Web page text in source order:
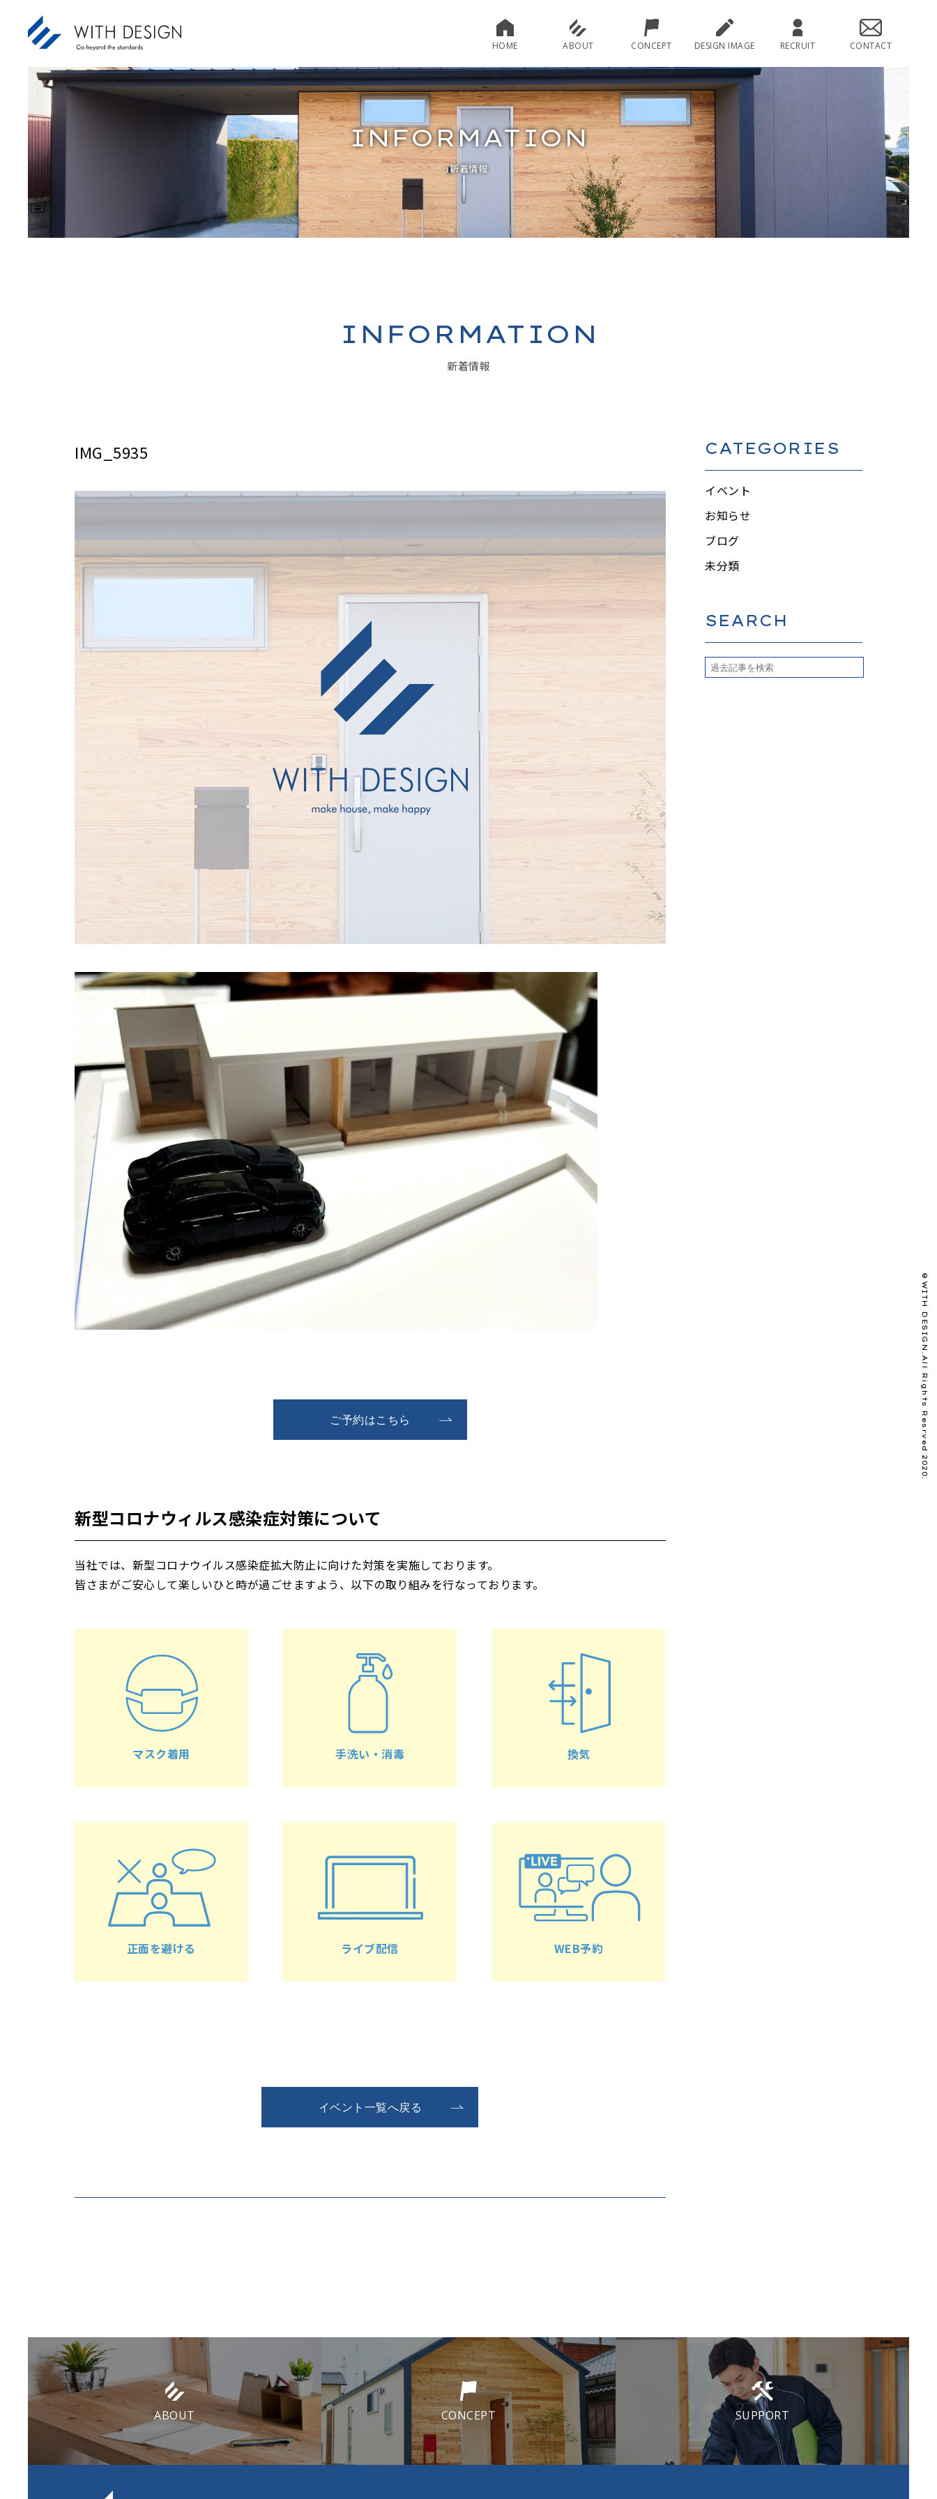
HOME ABOUT CONCEPT DESIGN IMAGE RECRUIT CONTACT
INFORMATION
新着情報
INFORMATION
新着情報
IMG_5935
ご予約はこちら
新型コロナウィルス感染症対策について
当社では、新型コロナウイルス感染症拡大防止に向けた対策を実施しております。
皆さまがご安心して楽しいひと時が過ごせますよう、以下の取り組みを行なっております。
マスク着用 手洗い・消毒 換気
正面を避ける ライブ配信 WEB予約
イベント一覧へ戻る
CATEGORIES
イベント
お知らせ
ブログ
未分類
SEARCH
ABOUT CONCEPT SUPPORT
©️WITH DESIGN.All Rights Resrved 2020.